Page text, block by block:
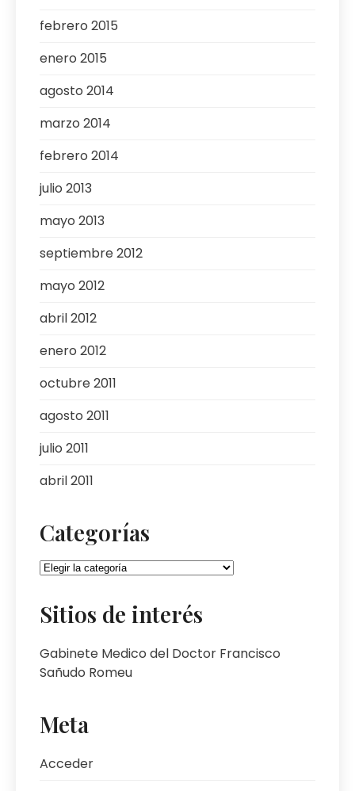
febrero 2015
enero 2015
agosto 2014
marzo 2014
febrero 2014
julio 2013
mayo 2013
septiembre 2012
mayo 2012
abril 2012
enero 2012
octubre 2011
agosto 2011
julio 2011
abril 2011
Categorías
Sitios de interés
Gabinete Medico del Doctor Francisco
Sañudo Romeu
Meta
Acceder